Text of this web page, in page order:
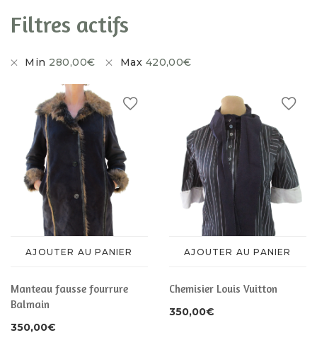
ACCESSOIRES
Filtres actifs
Min 280,00€ Max 420,00€
AJOUTER AU PANIER
Manteau fausse fourrure
Balmain
350,00€
AJOUTER AU PANIER
Chemisier Louis Vuitton
350,00€